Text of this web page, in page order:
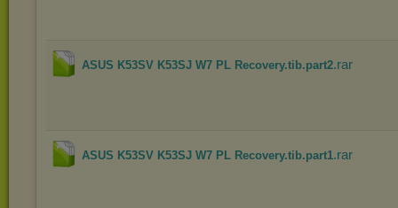
ASUS K53SV K53SJ W7 PL Recovery.tib.part2.rar
ASUS K53SV K53SJ W7 PL Recovery.tib.part1.rar